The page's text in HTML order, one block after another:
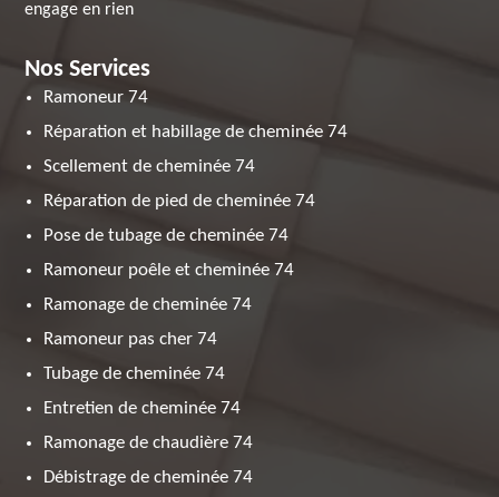
engage en rien
Nos Services
Ramoneur 74
Réparation et habillage de cheminée 74
Scellement de cheminée 74
Réparation de pied de cheminée 74
Pose de tubage de cheminée 74
Ramoneur poêle et cheminée 74
Ramonage de cheminée 74
Ramoneur pas cher 74
Tubage de cheminée 74
Entretien de cheminée 74
Ramonage de chaudière 74
Débistrage de cheminée 74